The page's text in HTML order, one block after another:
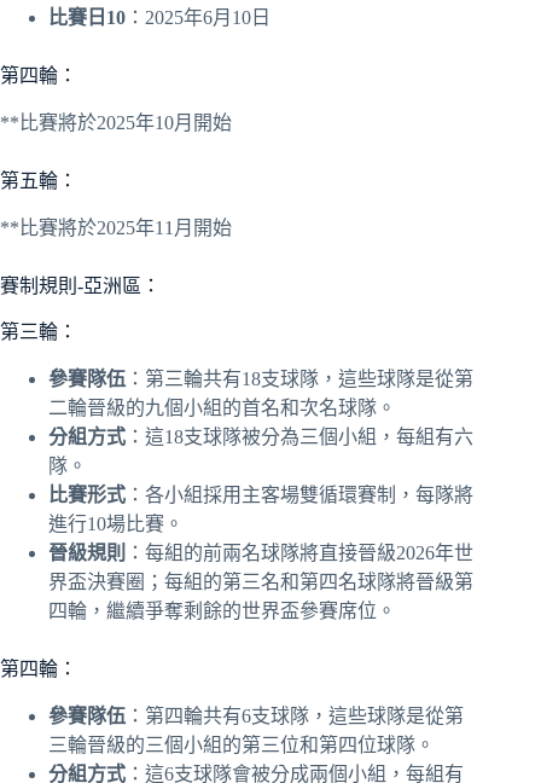
比賽日10 ：2025年6月10日
第四輪：
**比賽將於2025年10月開始
第五輪：
**比賽將於2025年11月開始
賽制規則-亞洲區：
第三輪：
參賽隊伍 ：第三輪共有18支球隊，這些球隊是從第
二輪晉級的九個小組的首名和次名球隊。
分組方式 ：這18支球隊被分為三個小組，每組有六
隊。
比賽形式 ：各小組採用主客場雙循環賽制，每隊將
進行10場比賽。
晉級規則
：每組的前兩名球隊將直接晉級2026年世
界盃決賽圈；每組的第三名和第四名球隊將晉級第
四輪，繼續爭奪剩餘的世界盃參賽席位。
第四輪：
參賽隊伍 ：第四輪共有6支球隊，這些球隊是從第
三輪晉級的三個小組的第三位和第四位球隊。
分組方式 ：這6支球隊會被分成兩個小組，每組有